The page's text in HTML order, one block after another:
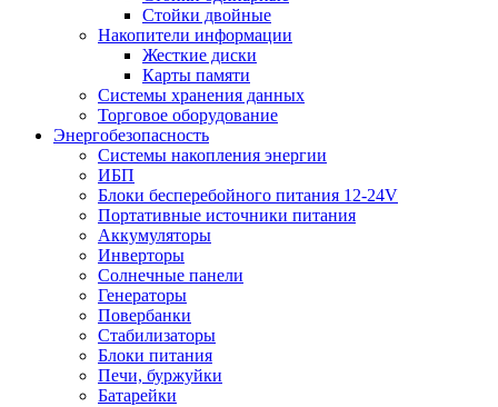
Стойки двойные
Накопители информации
Жесткие диски
Карты памяти
Системы хранения данных
Торговое оборудование
Энергобезопасность
Системы накопления энергии
ИБП
Блоки бесперебойного питания 12-24V
Портативные источники питания
Аккумуляторы
Инверторы
Солнечные панели
Генераторы
Повербанки
Стабилизаторы
Блоки питания
Печи, буржуйки
Батарейки